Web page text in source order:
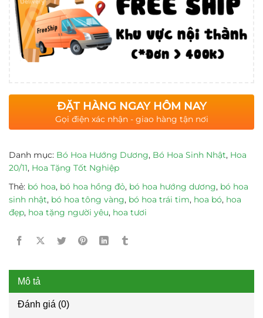
ĐẶT HÀNG NGAY HÔM NAY
Gọi điện xác nhận - giao hàng tận nơi
Danh mục: Bó Hoa Hướng Dương, Bó Hoa Sinh Nhật, Hoa
20/11, Hoa Tặng Tốt Nghiệp
Thẻ: bó hoa, bó hoa hồng đỏ, bó hoa hướng dương, bó hoa
sinh nhật, bó hoa tông vàng, bó hoa trái tim, hoa bó, hoa
đẹp, hoa tặng người yêu, hoa tươi
Mô tả
Đánh giá (0)